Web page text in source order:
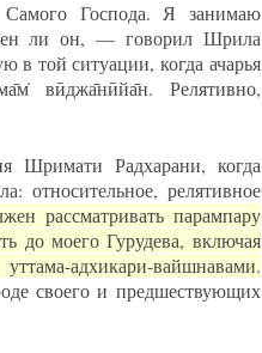
Господа. Я занимаю
ли он, — говорил Шрила
той ситуации, когда ачарья
вӣджа̄нӣйа̄н. Релятивно,
Шримати Радхарани, когда
относительное, релятивное
рассматривать парампару
до моего Гурудева, включая
адхикари-вайшнавами.
своего и предшествующих